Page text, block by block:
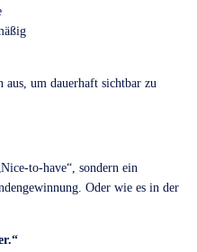
um dauerhaft sichtbar zu
to-have“, sondern ein
Oder wie es in der